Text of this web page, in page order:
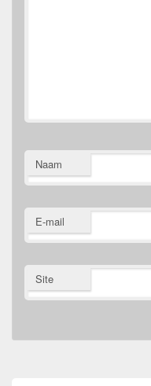
Naam
E-mail
Site